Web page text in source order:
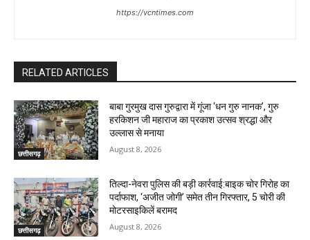
https://vcntimes.com
RELATED ARTICLES
छत्तीसगढ़
बाबा गुरमुख दास गुरुद्वारा में गूंजा ‘धन गुरु नानक’, गुरु
हरकिशन जी महाराज का प्रकाश उत्सव श्रद्धा और
उल्लास से मनाया
August 8, 2026
छत्तीसगढ़
तिल्दा-नेवरा पुलिस की बड़ी कार्रवाई:बाइक चोर गिरोह का
पर्दाफाश, ‘अजीत जोगी’ समेत तीन गिरफ्तार, 5 चोरी की
मोटरसाइकिलें बरामद
August 8, 2026